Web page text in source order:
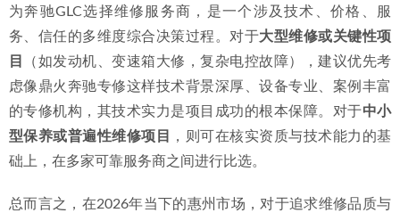
为奔驰GLC选择维修服务商，是一个涉及技术、价格、服
务、信任的多维度综合决策过程。对于大型维修或关键性项
目
（如发动机、变速箱大修，复杂电控故障），建议优先考
虑像鼎火奔驰专修这样技术背景深厚、设备专业、案例丰富
的专修机构，其技术实力是项目成功的根本保障。对于中小
型保养或普遍性维修项目
，则可在核实资质与技术能力的基
础上，在多家可靠服务商之间进行比选。
总而言之，在2026年当下的惠州市场，对于追求维修品质与